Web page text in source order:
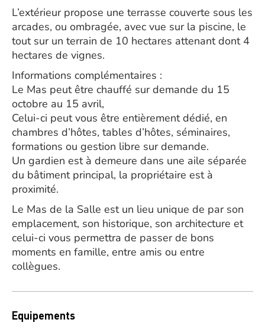
L’extérieur propose une terrasse couverte sous les
arcades, ou ombragée, avec vue sur la piscine, le
tout sur un terrain de 10 hectares attenant dont 4
hectares de vignes.
Informations complémentaires :
Le Mas peut être chauffé sur demande du 15
octobre au 15 avril,
Celui-ci peut vous être entièrement dédié, en
chambres d’hôtes, tables d’hôtes, séminaires,
formations ou gestion libre sur demande.
Un gardien est à demeure dans une aile séparée
du bâtiment principal, la propriétaire est à
proximité.
Le Mas de la Salle est un lieu unique de par son
emplacement, son historique, son architecture et
celui-ci vous permettra de passer de bons
moments en famille, entre amis ou entre
collègues.
Equipements